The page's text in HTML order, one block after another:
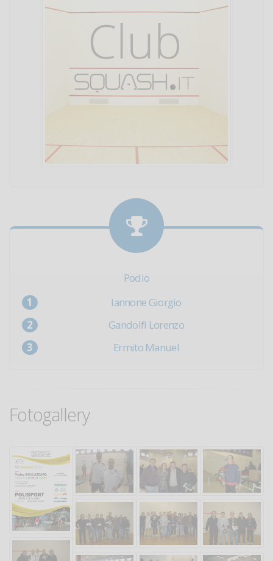
Podio
Iannone Giorgio
Gandolfi Lorenzo
Ermito Manuel
Fotogallery